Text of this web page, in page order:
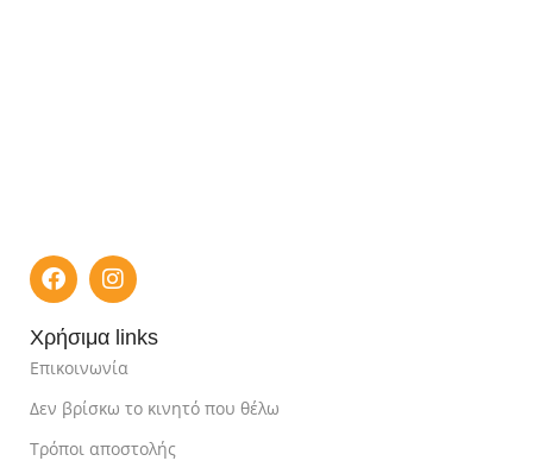
Χρήσιμα links
Επικοινωνία
Δεν βρίσκω το κινητό που θέλω
Τρόποι αποστολής